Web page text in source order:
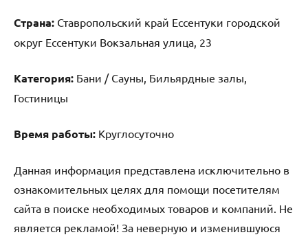
Страна: Ставропольский край Ессентуки городской
округ Ессентуки Вокзальная улица, 23
Категория: Бани / Сауны, Бильярдные залы,
Гостиницы
Время работы: Круглосуточно
Данная информация представлена исключительно в
ознакомительных целях для помощи посетителям
сайта в поиске необходимых товаров и компаний. Не
является рекламой! За неверную и изменившуюся